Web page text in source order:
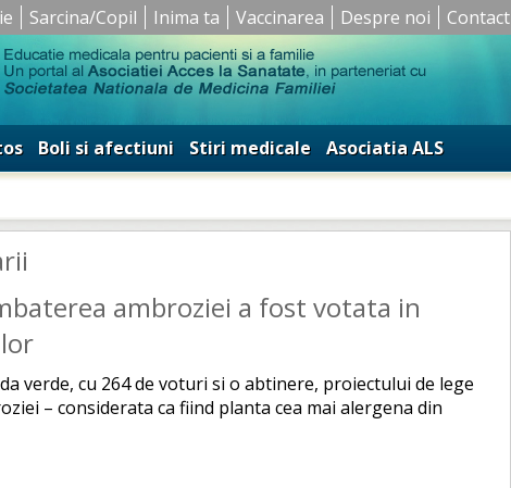
Sarcina/Copil Inima ta Vaccinarea Despre noi Contact
Boli si afectiuni Stiri medicale
Asociatia ALS
ambroziei a fost votata in
verde, cu 264 de voturi si o abtinere, proiectului de lege
– considerata ca fiind planta cea mai alergena din